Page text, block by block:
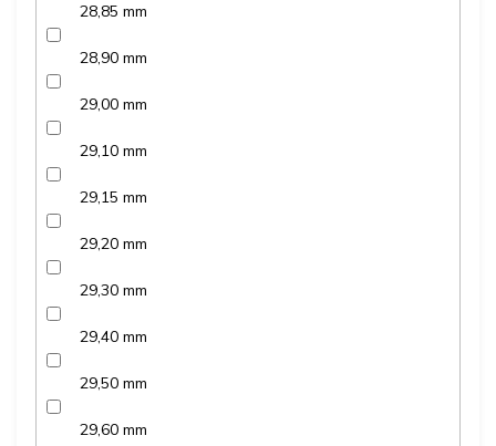
28,85 mm
28,90 mm
29,00 mm
29,10 mm
29,15 mm
29,20 mm
29,30 mm
29,40 mm
29,50 mm
29,60 mm